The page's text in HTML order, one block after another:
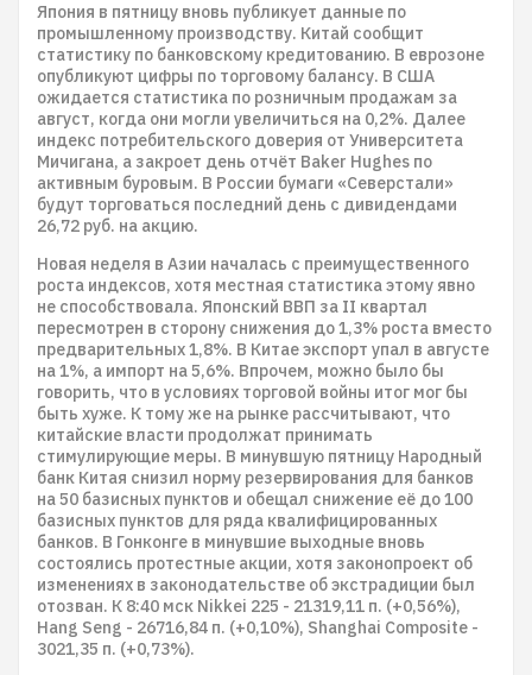
Япония в пятницу вновь публикует данные по
промышленному производству. Китай сообщит
статистику по банковскому кредитованию. В еврозоне
опубликуют цифры по торговому балансу. В США
ожидается статистика по розничным продажам за
август, когда они могли увеличиться на 0,2%. Далее
индекс потребительского доверия от Университета
Мичигана, а закроет день отчёт Baker Hughes по
активным буровым. В России бумаги «Северстали»
будут торговаться последний день с дивидендами
26,72 руб. на акцию.
Новая неделя в Азии началась с преимущественного
роста индексов, хотя местная статистика этому явно
не способствовала. Японский ВВП за II квартал
пересмотрен в сторону снижения до 1,3% роста вместо
предварительных 1,8%. В Китае экспорт упал в августе
на 1%, а импорт на 5,6%. Впрочем, можно было бы
говорить, что в условиях торговой войны итог мог бы
быть хуже. К тому же на рынке рассчитывают, что
китайские власти продолжат принимать
стимулирующие меры. В минувшую пятницу Народный
банк Китая снизил норму резервирования для банков
на 50 базисных пунктов и обещал снижение её до 100
базисных пунктов для ряда квалифицированных
банков. В Гонконге в минувшие выходные вновь
состоялись протестные акции, хотя законопроект об
изменениях в законодательстве об экстрадиции был
отозван. К 8:40 мск Nikkei 225 - 21319,11 п. (+0,56%),
Hang Seng - 26716,84 п. (+0,10%), Shanghai Composite -
3021,35 п. (+0,73%).